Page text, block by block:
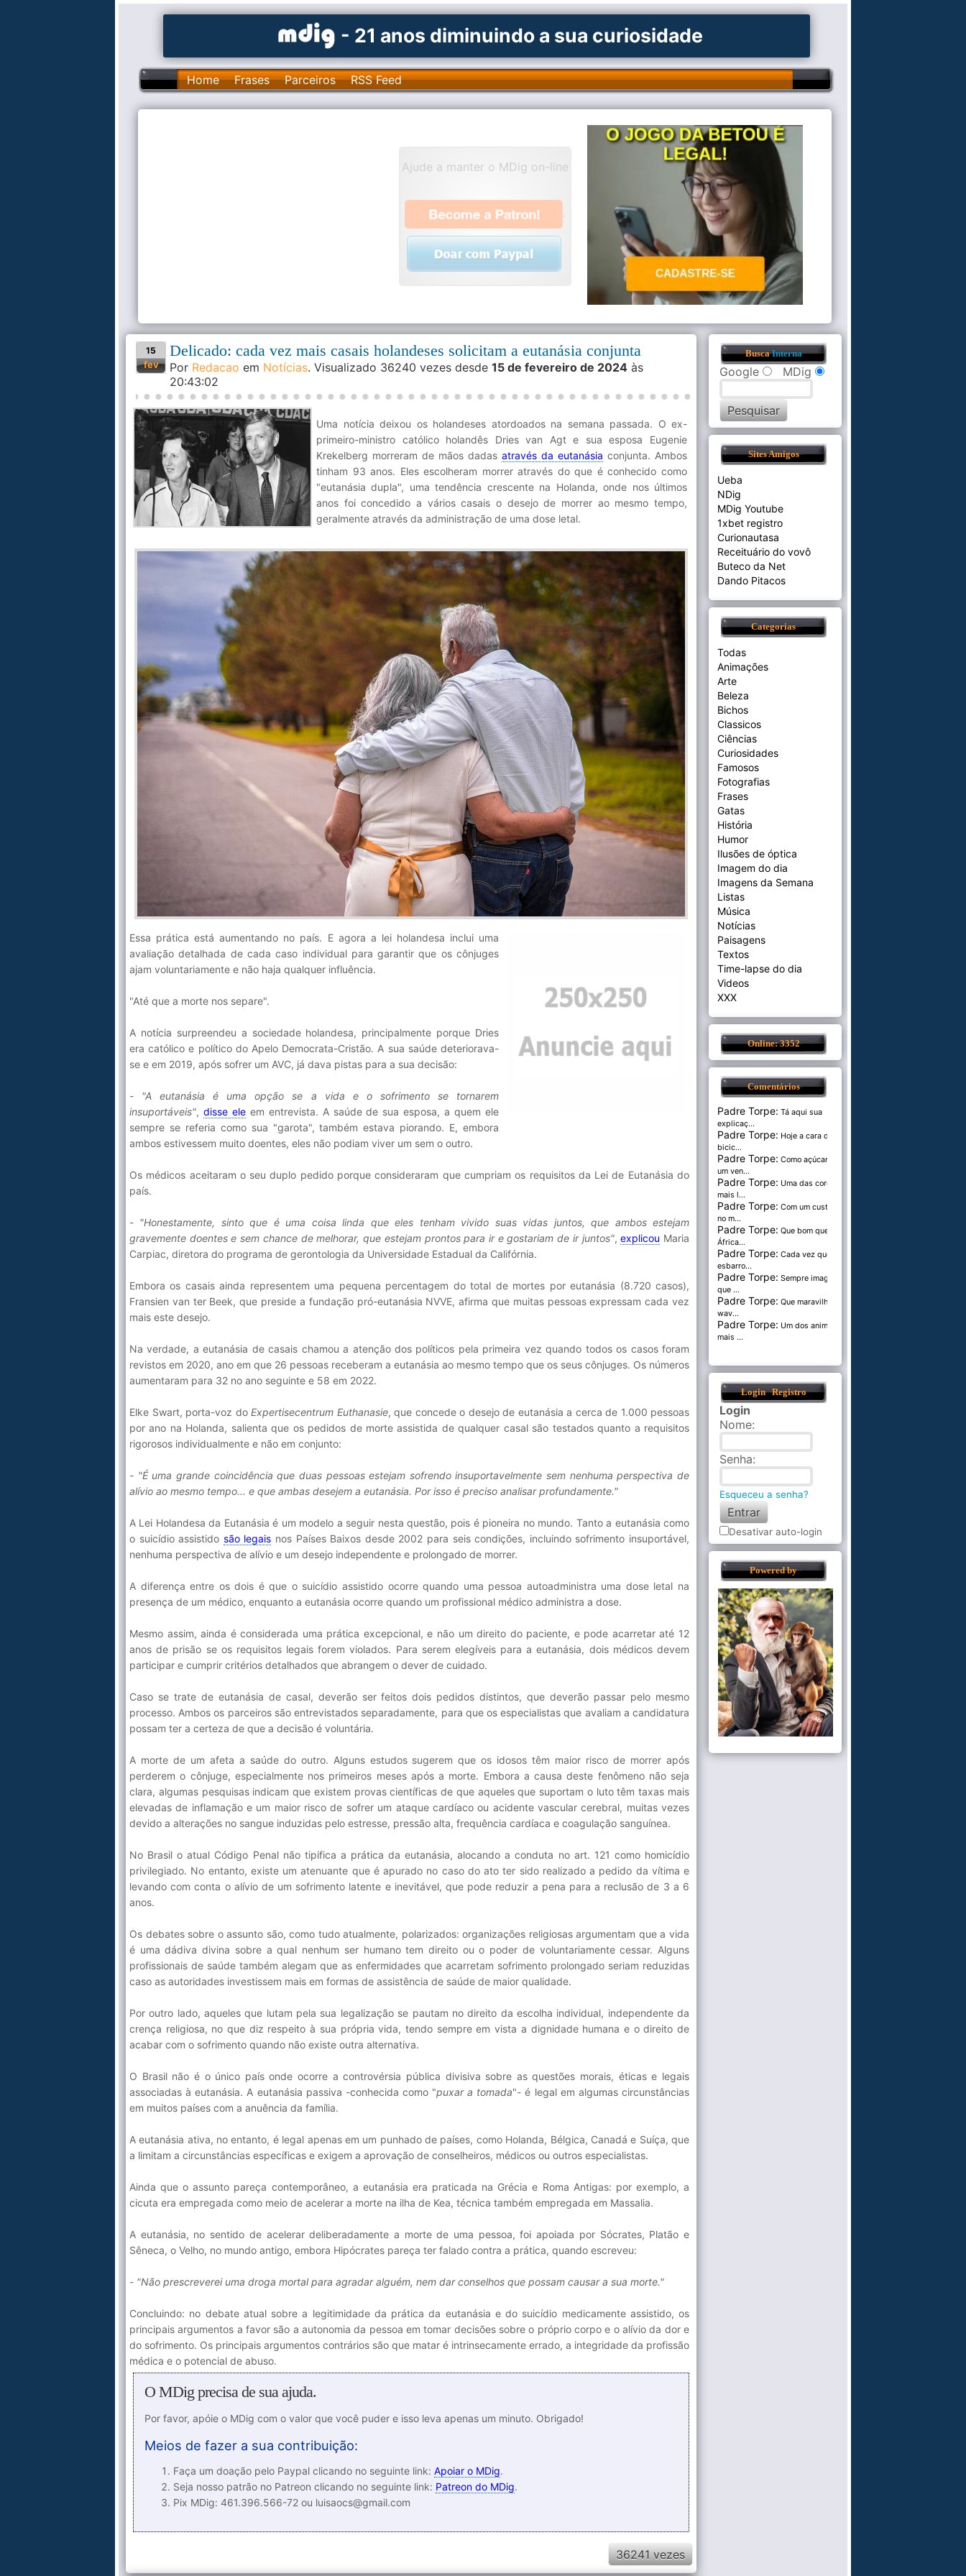
- 21 anos diminuindo a sua curiosidade
Home Frases Parceiros RSS Feed
Ajude a manter o MDig on-line
.
15
fev
Delicado: cada vez mais casais holandeses solicitam a eutanásia conjunta
Por Redacao em Notícias. Visualizado 36240 vezes desde 15 de fevereiro de 2024 às
20:43:02
Uma notícia deixou os holandeses atordoados na semana passada. O ex-
primeiro-ministro católico holandês Dries van Agt e sua esposa Eugenie
Krekelberg morreram de mãos dadas através da eutanásia conjunta. Ambos
tinham 93 anos. Eles escolheram morrer através do que é conhecido como
"eutanásia dupla", uma tendência crescente na Holanda, onde nos últimos
anos foi concedido a vários casais o desejo de morrer ao mesmo tempo,
geralmente através da administração de uma dose letal.
Essa prática está aumentando no país. E agora a lei holandesa inclui uma
avaliação detalhada de cada caso individual para garantir que os cônjuges
ajam voluntariamente e não haja qualquer influência.
"Até que a morte nos separe".
A notícia surpreendeu a sociedade holandesa, principalmente porque Dries
era católico e político do Apelo Democrata-Cristão. A sua saúde deteriorava-
se e em 2019, após sofrer um AVC, já dava pistas para a sua decisão:
- "A eutanásia é uma opção se a vida e o sofrimento se tornarem
insuportáveis", disse eleem entrevista. A saúde de sua esposa, a quem ele
sempre se referia como sua "garota", também estava piorando. E, embora
ambos estivessem muito doentes, eles não podiam viver um sem o outro.
Os médicos aceitaram o seu duplo pedido porque consideraram que cumpriam os requisitos da Lei de Eutanásia do
país.
- "Honestamente, sinto que é uma coisa linda que eles tenham vivido suas vidas juntos, que ambos estejam
gravemente doentes e sem chance de melhorar, que estejam prontos para ir e gostariam de ir juntos",explicou Maria
Carpiac, diretora do programa de gerontologia da Universidade Estadual da Califórnia.
Embora os casais ainda representem uma pequena percentagem do total de mortes por eutanásia (8.720 casos),
Fransien van ter Beek, que preside a fundação pró-eutanásia NVVE, afirma que muitas pessoas expressam cada vez
mais este desejo.
Na verdade, a eutanásia de casais chamou a atenção dos políticos pela primeira vez quando todos os casos foram
revistos em 2020, ano em que 26 pessoas receberam a eutanásia ao mesmo tempo que os seus cônjuges. Os números
aumentaram para 32 no ano seguinte e 58 em 2022.
Elke Swart, porta-voz do Expertisecentrum Euthanasie, que concede o desejo de eutanásia a cerca de 1.000 pessoas
por ano na Holanda, salienta que os pedidos de morte assistida de qualquer casal são testados quanto a requisitos
rigorosos individualmente e não em conjunto:
- "É uma grande coincidência que duas pessoas estejam sofrendo insuportavelmente sem nenhuma perspectiva de
alívio ao mesmo tempo... e que ambas desejem a eutanásia. Por isso é preciso analisar profundamente."
A Lei Holandesa da Eutanásia é um modelo a seguir nesta questão, pois é pioneira no mundo. Tanto a eutanásia como
o suicídio assistido são legais nos Países Baixos desde 2002 para seis condições, incluindo sofrimento insuportável,
nenhuma perspectiva de alívio e um desejo independente e prolongado de morrer.
A diferença entre os dois é que o suicídio assistido ocorre quando uma pessoa autoadministra uma dose letal na
presença de um médico, enquanto a eutanásia ocorre quando um profissional médico administra a dose.
Mesmo assim, ainda é considerada uma prática excepcional, e não um direito do paciente, e pode acarretar até 12
anos de prisão se os requisitos legais forem violados. Para serem elegíveis para a eutanásia, dois médicos devem
participar e cumprir critérios detalhados que abrangem o dever de cuidado.
Caso se trate de eutanásia de casal, deverão ser feitos dois pedidos distintos, que deverão passar pelo mesmo
processo. Ambos os parceiros são entrevistados separadamente, para que os especialistas que avaliam a candidatura
possam ter a certeza de que a decisão é voluntária.
A morte de um afeta a saúde do outro. Alguns estudos sugerem que os idosos têm maior risco de morrer após
perderem o cônjuge, especialmente nos primeiros meses após a morte. Embora a causa deste fenômeno não seja
clara, algumas pesquisas indicam que existem provas científicas de que aqueles que suportam o luto têm taxas mais
elevadas de inflamação e um maior risco de sofrer um ataque cardíaco ou acidente vascular cerebral, muitas vezes
devido a alterações no sangue induzidas pelo estresse, pressão alta, frequência cardíaca e coagulação sanguínea.
No Brasil o atual Código Penal não tipifica a prática da eutanásia, alocando a conduta no art. 121 como homicídio
privilegiado. No entanto, existe um atenuante que é apurado no caso do ato ter sido realizado a pedido da vítima e
levando com conta o alívio de um sofrimento latente e inevitável, que pode reduzir a pena para a reclusão de 3 a 6
anos.
Os debates sobre o assunto são, como tudo atualmente, polarizados: organizações religiosas argumentam que a vida
é uma dádiva divina sobre a qual nenhum ser humano tem direito ou o poder de voluntariamente cessar. Alguns
profissionais de saúde também alegam que as enfermidades que acarretam sofrimento prolongado seriam reduzidas
caso as autoridades investissem mais em formas de assistência de saúde de maior qualidade.
Por outro lado, aqueles que lutam pela sua legalização se pautam no direito da escolha individual, independente da
crença religiosa, no que diz respeito à sua própria vida, tendo sempre em vista a dignidade humana e o direito de
acabar com o sofrimento quando não existe outra alternativa.
O Brasil não é o único país onde ocorre a controvérsia pública divisiva sobre as questões morais, éticas e legais
associadas à eutanásia. A eutanásia passiva -conhecida como "puxar a tomada"- é legal em algumas circunstâncias
em muitos países com a anuência da família.
A eutanásia ativa, no entanto, é legal apenas em um punhado de países, como Holanda, Bélgica, Canadá e Suíça, que
a limitam a circunstâncias específicas e exigem a aprovação de conselheiros, médicos ou outros especialistas.
Ainda que o assunto pareça contemporâneo, a eutanásia era praticada na Grécia e Roma Antigas: por exemplo, a
cicuta era empregada como meio de acelerar a morte na ilha de Kea, técnica também empregada em Massalia.
A eutanásia, no sentido de acelerar deliberadamente a morte de uma pessoa, foi apoiada por Sócrates, Platão e
Sêneca, o Velho, no mundo antigo, embora Hipócrates pareça ter falado contra a prática, quando escreveu:
- "Não prescreverei uma droga mortal para agradar alguém, nem dar conselhos que possam causar a sua morte."
Concluindo: no debate atual sobre a legitimidade da prática da eutanásia e do suicídio medicamente assistido, os
principais argumentos a favor são a autonomia da pessoa em tomar decisões sobre o próprio corpo e o alívio da dor e
do sofrimento. Os principais argumentos contrários são que matar é intrinsecamente errado, a integridade da profissão
médica e o potencial de abuso.
O MDig precisa de sua ajuda.
Por favor, apóie o MDig com o valor que você puder e isso leva apenas um minuto. Obrigado!
Meios de fazer a sua contribuição:
Faça um doação pelo Paypal clicando no seguinte link: Apoiar o MDig.
Seja nosso patrão no Patreon clicando no seguinte link: Patreon do MDig.
Pix MDig: 461.396.566-72 ou luisaocs@gmail.com
36241 vezes
BuscaInterna
Google MDig
Sites Amigos
Ueba
NDig
MDig Youtube
1xbet registro
Curionautasa
Receituário do vovô
Buteco da Net
Dando Pitacos
Categorias
Todas
Animações
Arte
Beleza
Bichos
Classicos
Ciências
Curiosidades
Famosos
Fotografias
Frases
Gatas
História
Humor
Ilusões de óptica
Imagem do dia
Imagens da Semana
Listas
Música
Notícias
Paisagens
Textos
Time-lapse do dia
Videos
XXX
Online: 3352
Comentários
Padre Torpe: Tá aqui sua
explicaç...
Padre Torpe: Hoje a cara de
bicic...
Padre Torpe: Como açúcar é
um ven...
Padre Torpe: Uma das cores
mais l...
Padre Torpe: Com um custo de
no m...
Padre Torpe: Que bom que a
África...
Padre Torpe: Cada vez que
esbarro...
Padre Torpe: Sempre imaginei
que ...
Padre Torpe: Que maravilha de
wav...
Padre Torpe: Um dos animais
mais ...
Login Registro
Login
Nome:
Senha:
Esqueceu a senha?
Desativar auto-login
Powered by